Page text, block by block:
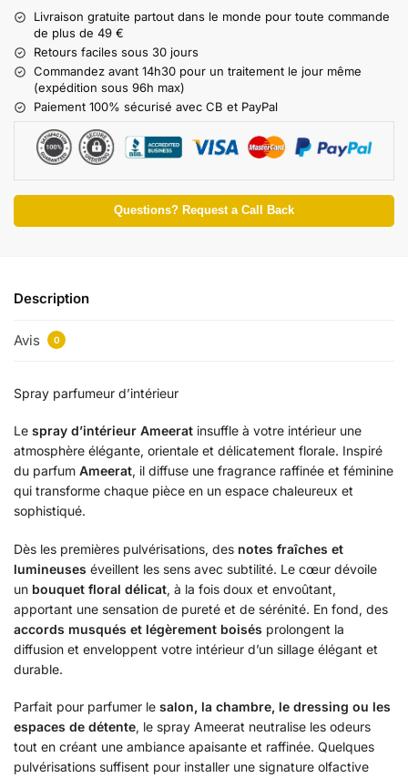
Livraison gratuite partout dans le monde pour toute commande
de plus de 49 €
Retours faciles sous 30 jours
Commandez avant 14h30 pour un traitement le jour même
(expédition sous 96h max)
Paiement 100% sécurisé avec CB et PayPal
Questions? Request a Call Back
Description
Avis 0
Spray parfumeur d’intérieur
Le spray d’intérieur Ameerat insuffle à votre intérieur une
atmosphère élégante, orientale et délicatement florale. Inspiré
du parfum Ameerat, il diffuse une fragrance raffinée et féminine
qui transforme chaque pièce en un espace chaleureux et
sophistiqué.
Dès les premières pulvérisations, des notes fraîches et
lumineuses éveillent les sens avec subtilité. Le cœur dévoile
un bouquet floral délicat, à la fois doux et envoûtant,
apportant une sensation de pureté et de sérénité. En fond, des
accords musqués et légèrement boisés prolongent la
diffusion et enveloppent votre intérieur d’un sillage élégant et
durable.
Parfait pour parfumer le salon, la chambre, le dressing ou les
espaces de détente, le spray Ameerat neutralise les odeurs
tout en créant une ambiance apaisante et raffinée. Quelques
pulvérisations suffisent pour installer une signature olfactive